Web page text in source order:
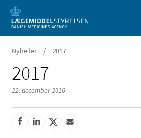
Nyheder / 2017
2017
22. december 2016